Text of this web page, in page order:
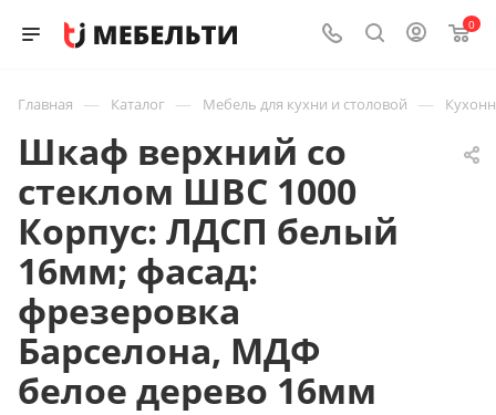
0
Главная — Каталог — Мебель для кухни и столовой —
Шкаф верхний со
стеклом ШВС 1000
Корпус: ЛДСП белый
16мм; фасад:
фрезеровка
Барселона, МДФ
белое дерево 16мм